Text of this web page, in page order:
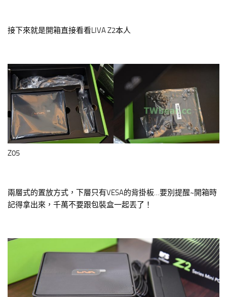
接下來就是開箱直接看看LIVA Z2本人
Z05
兩層式的置放方式，下層只有VESA的背掛板…要別提醒~開箱時
記得拿出來，千萬不要跟包裝盒一起丟了！